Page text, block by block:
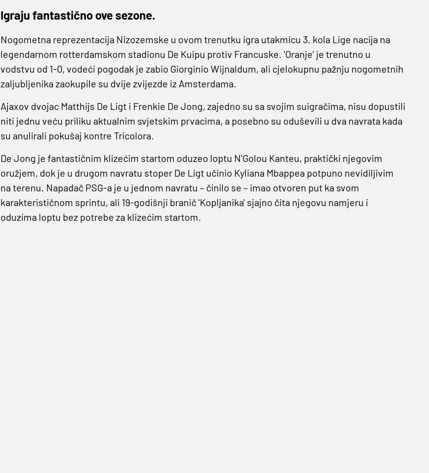
Igraju fantastično ove sezone.
Nogometna reprezentacija Nizozemske u ovom trenutku igra utakmicu 3. kola Lige nacija na
legendarnom rotterdamskom stadionu De Kuipu protiv Francuske. 'Oranje' je trenutno u
vodstvu od 1-0, vodeći pogodak je zabio Giorginio Wijnaldum, ali cjelokupnu pažnju nogometnih
zaljubljenika zaokupile su dvije zvijezde iz Amsterdama.
Ajaxov dvojac Matthijs De Ligt i Frenkie De Jong, zajedno su sa svojim suigračima, nisu dopustili
niti jednu veću priliku aktualnim svjetskim prvacima, a posebno su oduševili u dva navrata kada
su anulirali pokušaj kontre Tricolora.
De Jong je fantastičnim klizećim startom oduzeo loptu N'Golou Kanteu, praktički njegovim
oružjem, dok je u drugom navratu stoper De Ligt učinio Kyliana Mbappea potpuno nevidiljivim
na terenu. Napadač PSG-a je u jednom navratu – činilo se – imao otvoren put ka svom
karakterističnom sprintu, ali 19-godišnji branič 'Kopljanika' sjajno čita njegovu namjeru i
oduzima loptu bez potrebe za klizećim startom.